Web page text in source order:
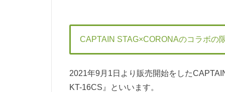
CAPTAIN STAG×CORONAのコラボの
2021年9月1日より販売開始をした
KT-16CS』といいます。